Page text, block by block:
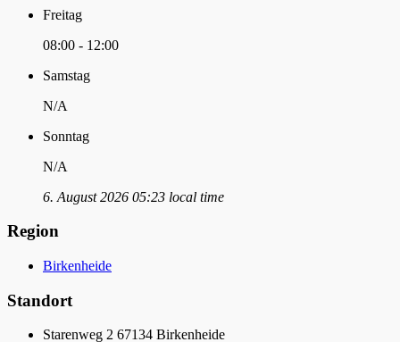
Freitag
08:00 - 12:00
Samstag
N/A
Sonntag
N/A
6. August 2026 05:23 local time
Region
Birkenheide
Standort
Starenweg 2 67134 Birkenheide